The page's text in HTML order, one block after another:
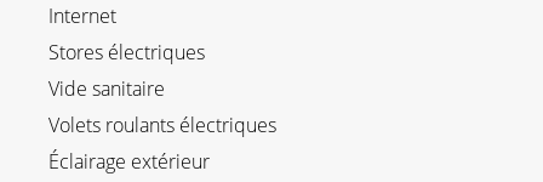
Internet
Stores électriques
Vide sanitaire
Volets roulants électriques
Éclairage extérieur